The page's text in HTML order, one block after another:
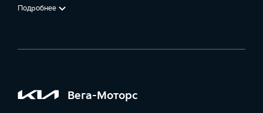
Подробнее
Вега-Моторс